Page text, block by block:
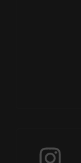
Instagram